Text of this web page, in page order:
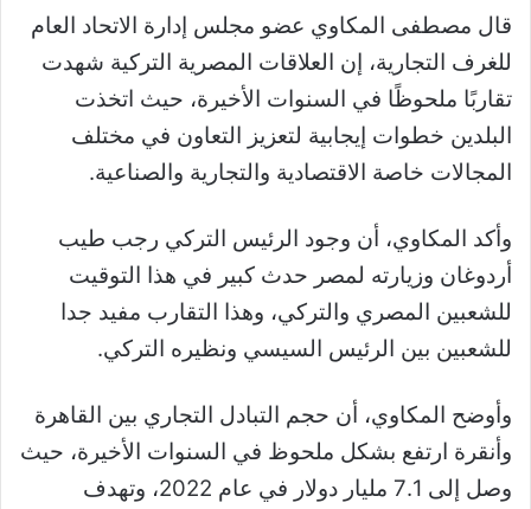
قال مصطفى المكاوي عضو مجلس إدارة الاتحاد العام
للغرف التجارية، إن العلاقات المصرية التركية شهدت
تقاربًا ملحوظًا في السنوات الأخيرة، حيث اتخذت
البلدين خطوات إيجابية لتعزيز التعاون في مختلف
المجالات خاصة الاقتصادية والتجارية والصناعية.
وأكد المكاوي، أن وجود الرئيس التركي رجب طيب
أردوغان وزيارته لمصر حدث كبير في هذا التوقيت
للشعبين المصري والتركي، وهذا التقارب مفيد جدا
للشعبين بين الرئيس السيسي ونظيره التركي.
وأوضح المكاوي، أن حجم التبادل التجاري بين القاهرة
وأنقرة ارتفع بشكل ملحوظ في السنوات الأخيرة، حيث
وصل إلى 7.1 مليار دولار في عام 2022، وتهدف